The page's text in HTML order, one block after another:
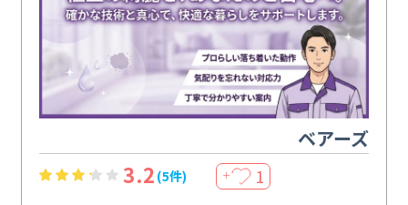
ベアーズ
3.2 (5件) ＋ 1